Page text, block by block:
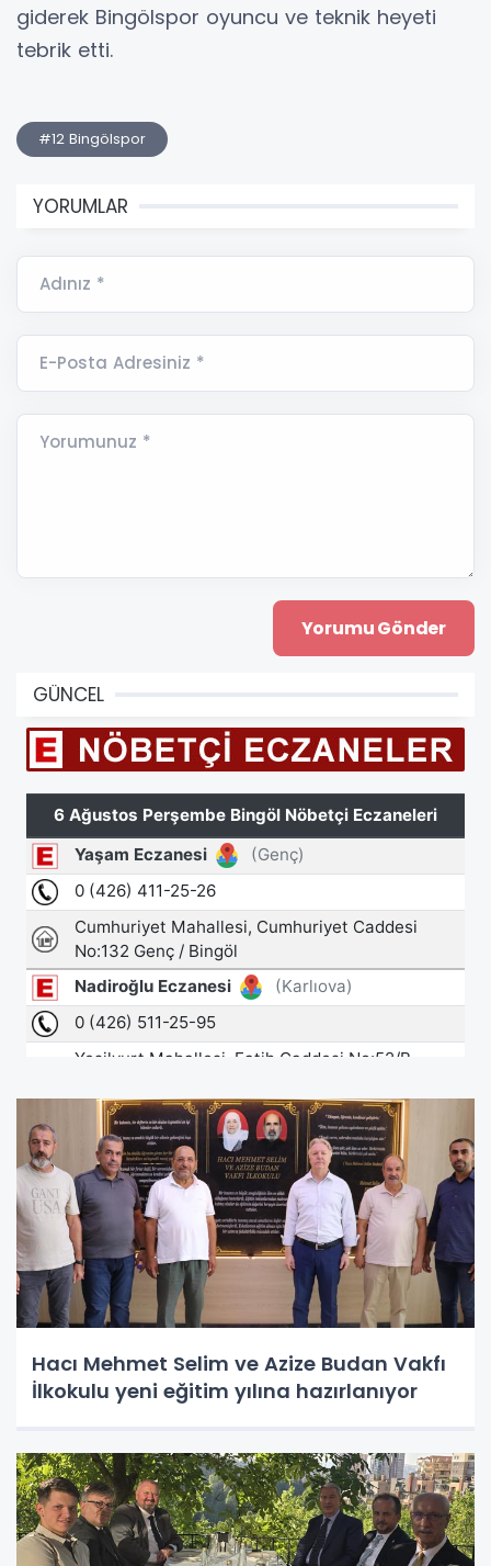
giderek Bingölspor oyuncu ve teknik heyeti
tebrik etti.
#12 Bingölspor
YORUMLAR
Adınız *
E-Posta Adresiniz *
Yorumunuz *
GÜNCEL
Hacı Mehmet Selim ve Azize Budan Vakfı
İlkokulu yeni eğitim yılına hazırlanıyor